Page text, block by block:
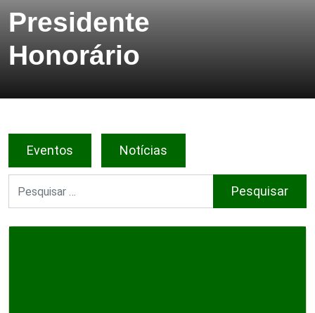
Presidente
Honorário
Eventos Notícias